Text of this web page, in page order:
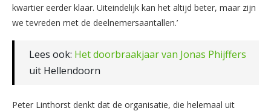
kwartier eerder klaar. Uiteindelijk kan het altijd beter, maar zijn
we tevreden met de deelnemersaantallen.’
Lees ook: Het doorbraakjaar van Jonas Phijffers
uit Hellendoorn
Peter Linthorst denkt dat de organisatie, die helemaal uit